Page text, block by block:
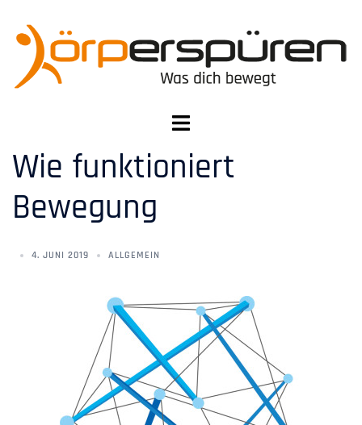
Wie funktioniert
Bewegung
4. JUNI 2019 ALLGEMEIN